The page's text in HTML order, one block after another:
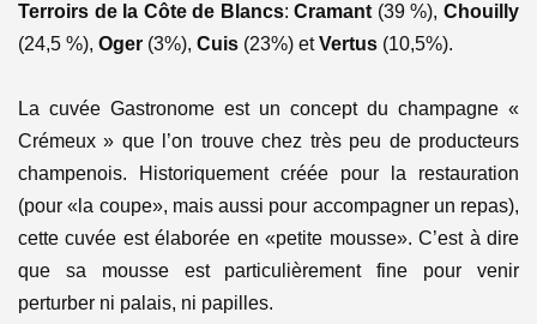
Terroirs de la Côte de Blancs:Cramant (39 %),Chouilly
(24,5 %), Oger (3%), Cuis (23%) etVertus (10,5%).
La cuvée Gastronome est un concept du champagne «
Crémeux » que l’on trouve chez très peu de producteurs
champenois. Historiquement créée pour la restauration
(pour «la coupe», mais aussi pour accompagner un repas),
cette cuvée est élaborée en «petite mousse». C’est à dire
que sa mousse est particulièrement fine pour venir
perturber ni palais, ni papilles.